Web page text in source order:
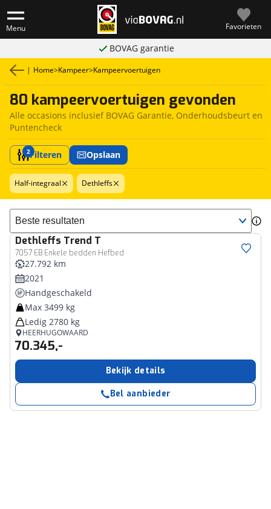
Menu Favorieten
BOVAG garantie
| Home>Kampeer>Kampeervoertuigen
80 kampeervoertuigen gevonden
Alle occasions inclusief BOVAG Garantie, Onderhoudsbeurt en
Puntencheck
2Filteren Opslaan
Half-integraal Dethleffs
Sorteer resultaten
Dethleffs Trend T
7057 EB Enkele bedden Hefbed
27.792 km
2021
Handgeschakeld
Max 3499 kg
Ledig 2780 kg
HEERHUGOWAARD
70.345,-
Bekijk details
Bel aanbieder